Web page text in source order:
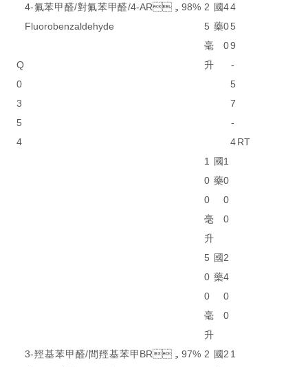
Q
0
3
5
4
4-氟苯甲醛/對氟苯甲醛/4-
Fluorobenzaldehyde
AR，98% 2
5
毫
升
國
藥
4
0
0
4
5
9
-
5
7
-
4RT
1
0
0
毫
升
國
藥
1
0
0
0
5
0
0
毫
升
國
藥
2
4
0
0
3-羥基苯甲醛/間羥基苯甲BR，97% 2 國2 1